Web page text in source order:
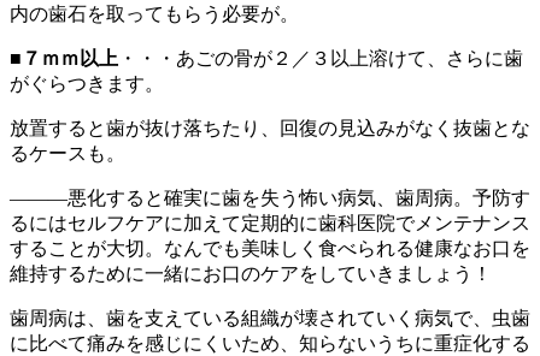
内の歯石を取ってもらう必要が。
■ ７ｍｍ以上 ・・・あごの骨が２／３以上溶けて、さらに歯
がぐらつきます。
放置すると歯が抜け落ちたり、回復の見込みがなく抜歯とな
るケースも。
―――悪化すると確実に歯を失う怖い病気、歯周病。予防す
るにはセルフケアに加えて定期的に歯科医院でメンテナンス
することが大切。なんでも美味しく食べられる健康なお口を
維持するために一緒にお口のケアをしていきましょう！
歯周病は、歯を支えている組織が壊されていく病気で、虫歯
に比べて痛みを感じにくいため、知らないうちに重症化する